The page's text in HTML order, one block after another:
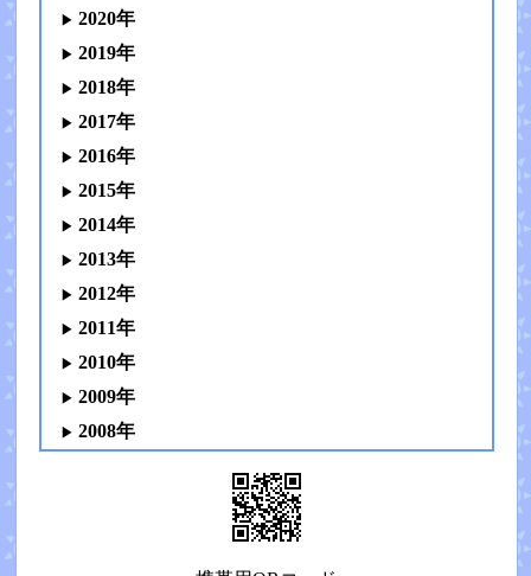
2020年
2019年
2018年
2017年
2016年
2015年
2014年
2013年
2012年
2011年
2010年
2009年
2008年